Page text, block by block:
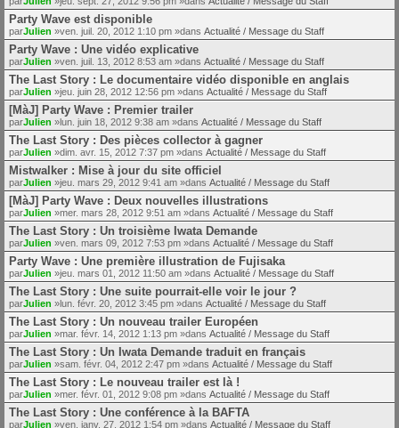
Party Wave est disponible
parJulien »ven. juil. 20, 2012 1:10 pm »dans Actualité / Message du Staff
Party Wave : Une vidéo explicative
parJulien »ven. juil. 13, 2012 8:53 am »dans Actualité / Message du Staff
The Last Story : Le documentaire vidéo disponible en anglais
parJulien »jeu. juin 28, 2012 12:56 pm »dans Actualité / Message du Staff
[MàJ] Party Wave : Premier trailer
parJulien »lun. juin 18, 2012 9:38 am »dans Actualité / Message du Staff
The Last Story : Des pièces collector à gagner
parJulien »dim. avr. 15, 2012 7:37 pm »dans Actualité / Message du Staff
Mistwalker : Mise à jour du site officiel
parJulien »jeu. mars 29, 2012 9:41 am »dans Actualité / Message du Staff
[MàJ] Party Wave : Deux nouvelles illustrations
parJulien »mer. mars 28, 2012 9:51 am »dans Actualité / Message du Staff
The Last Story : Un troisième Iwata Demande
parJulien »ven. mars 09, 2012 7:53 pm »dans Actualité / Message du Staff
Party Wave : Une première illustration de Fujisaka
parJulien »jeu. mars 01, 2012 11:50 am »dans Actualité / Message du Staff
The Last Story : Une suite pourrait-elle voir le jour ?
parJulien »lun. févr. 20, 2012 3:45 pm »dans Actualité / Message du Staff
The Last Story : Un nouveau trailer Européen
parJulien »mar. févr. 14, 2012 1:13 pm »dans Actualité / Message du Staff
The Last Story : Un Iwata Demande traduit en français
parJulien »sam. févr. 04, 2012 2:47 pm »dans Actualité / Message du Staff
The Last Story : Le nouveau trailer est là !
parJulien »mer. févr. 01, 2012 9:08 pm »dans Actualité / Message du Staff
The Last Story : Une conférence à la BAFTA
parJulien »ven. janv. 27, 2012 1:54 pm »dans Actualité / Message du Staff